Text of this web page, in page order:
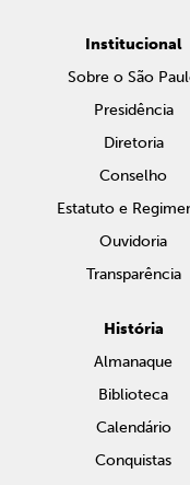
Institucional
Sobre o São
Presidência
Diretoria
Conselho
Estatuto e
Ouvidoria
Transparência
História
Almanaque
Biblioteca
Calendário
Conquistas